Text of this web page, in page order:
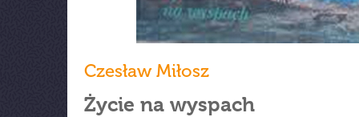
Czesław Miłosz
Życie na wyspach